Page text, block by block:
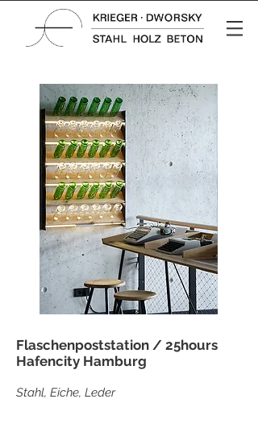
Flaschenpoststation / 25hours
Hafencity Hamburg
Stahl, Eiche, Leder